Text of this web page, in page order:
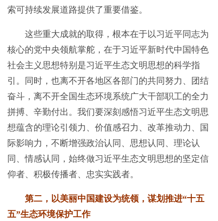
索可持续发展道路提供了重要借鉴。
这些重大成就的取得，根本在于以习近平同志为
核心的党中央领航掌舵，在于习近平新时代中国特色
社会主义思想特别是习近平生态文明思想的科学指
引。同时，也离不开各地区各部门的共同努力、团结
奋斗，离不开全国生态环境系统广大干部职工的全力
拼搏、辛勤付出。我们要深刻感悟习近平生态文明思
想蕴含的理论引领力、价值感召力、改革推动力、国
际影响力，不断增强政治认同、思想认同、理论认
同、情感认同，始终做习近平生态文明思想的坚定信
仰者、积极传播者、忠实实践者。
第二，以美丽中国建设为统领，谋划推进“十五
五”生态环境保护工作